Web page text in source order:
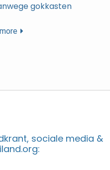
gokkasten
sociale media &